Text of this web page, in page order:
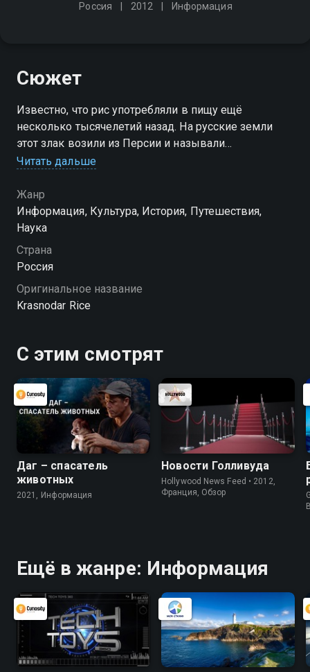
Россия 2012 Информация
Сюжет
Известно, что рис употребляли в пищу ещё
несколько тысячелетий назад. На русские земли
этот злак возили из Персии и называли
"сарацинским пшеном". Собственный рис появился
Читать дальше
Жанр
Информация, Культура, История, Путешествия,
Наука
Страна
Россия
Оригинальное название
Krasnodar Rice
С этим смотрят
Даг – спасатель
животных
2021, Информация
Новости Голливуда
Hollywood News Feed • 2012,
Франция, Обзор
Ещё в жанре: Информация